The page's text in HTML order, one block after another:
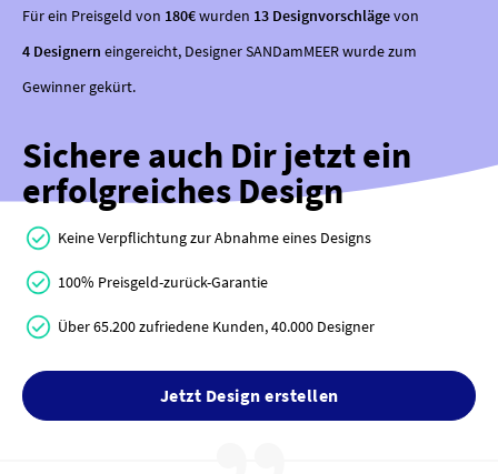
Für ein Preisgeld von 180€wurden 13 Designvorschlägevon
4 Designern eingereicht, Designer SANDamMEER wurde zum
Gewinner gekürt.
Sichere auch Dir jetzt ein
erfolgreiches Design
Keine Verpflichtung zur Abnahme eines Designs
100% Preisgeld-zurück-Garantie
Über 65.200 zufriedene Kunden, 40.000 Designer
Jetzt Design erstellen